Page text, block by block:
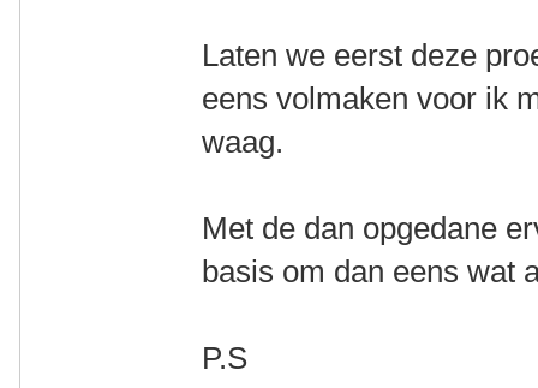
Laten we eerst deze
eens volmaken voor ik
waag.
Met de dan opgedane
basis om dan eens wat
P.S